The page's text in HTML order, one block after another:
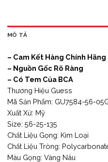
MÔ TẢ
– Cam Kết Hàng Chính Hãng
– Nguồn Gốc Rõ Ràng
– Có Tem Của BCA
Thương Hiệu Guess
Mã Sản Phẩm: GU7584-56-
Xuất Xứ: Mỹ
Size: 56-25-135
Chất Liệu Gọng: Kim Loại
Chất Liệu Tròng:
Màu Gọng: Vàng Nâu